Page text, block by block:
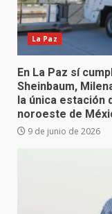
La Paz
En La Paz sí
Sheinbaum,
la única estación
noroeste de
9 de junio de 2026